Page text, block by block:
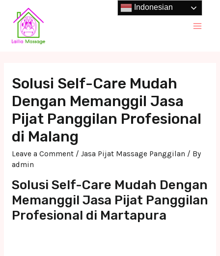
content
Solusi Self-Care Mudah
Dengan Memanggil Jasa
Pijat Panggilan Profesional
di Malang
Leave a Comment / Jasa Pijat Massage Panggilan / By
admin
Solusi Self-Care Mudah Dengan
Memanggil Jasa Pijat Panggilan
Profesional di Martapura
Indonesian